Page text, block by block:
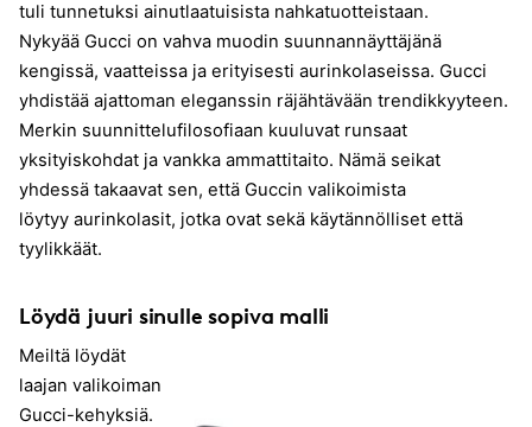
tuli tunnetuksi ainutlaatuisista nahkatuotteistaan.
Nykyää Gucci on vahva muodin suunnannäyttäjänä
kengissä, vaatteissa ja erityisesti aurinkolaseissa. Gucci
yhdistää ajattoman eleganssin räjähtävään trendikkyyteen.
Merkin suunnittelufilosofiaan kuuluvat runsaat
yksityiskohdat ja vankka ammattitaito. Nämä seikat
yhdessä takaavat sen, että Guccin valikoimista
löytyy aurinkolasit, jotka ovat sekä käytännölliset että
tyylikkäät.
Löydä juuri sinulle sopiva malli
Meiltä löydät
laajan valikoiman
Gucci-kehyksiä.